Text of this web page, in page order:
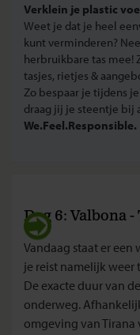
Verklein je plastic
Weet je dat je heel
kunt verminderen?
herbruikbare tas mee!
tasjes, rietjes &
Zo bespaar je tijdens
draag jij je steentje bij
We.Feel.Responsible.
Dag 6: Valbona
Vandaag staat er
je reist namelijk
De exacte duur van
onderweg.
omgeving van